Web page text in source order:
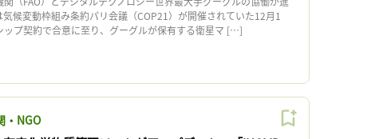
気候変動枠組み条約パリ会議（COP21）が開催されていた12月1
ップ契約で合意に至り、グーグルが保有する衛星マ […]
・NGO